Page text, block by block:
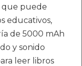
que puede
educativos,
de 5000 mAh
y sonido
leer libros